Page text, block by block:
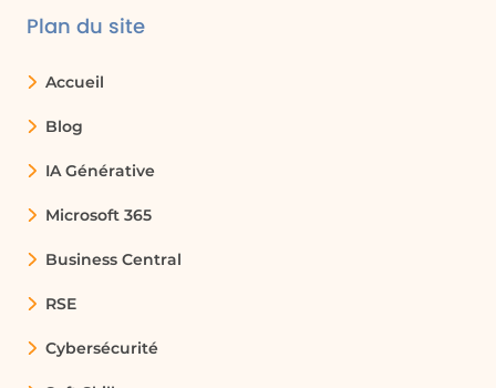
165 vidéos tutoriels sur Power BI divisées en 16
Qu'est-ce qu'un outil de BI ?
Power BI et ses principaux composants
Vérifier les paramètres régionaux de Power BI
Plan du site
Accueil
Blog
IA Générative
Microsoft 365
Business Central
RSE
Cybersécurité